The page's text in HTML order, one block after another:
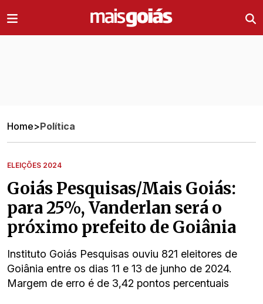
Home>Política
ELEIÇÕES 2024
Goiás Pesquisas/Mais Goiás:
para 25%, Vanderlan será o
próximo prefeito de Goiânia
Instituto Goiás Pesquisas ouviu 821 eleitores de
Goiânia entre os dias 11 e 13 de junho de 2024.
Margem de erro é de 3,42 pontos percentuais